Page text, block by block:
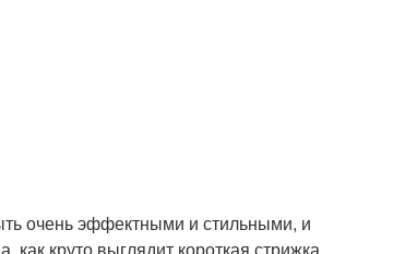
очень эффектными и стильными, и